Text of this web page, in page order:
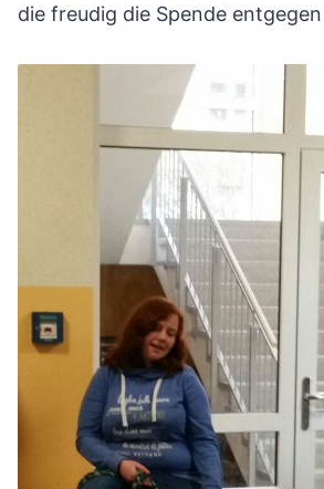
die freudig die Spende